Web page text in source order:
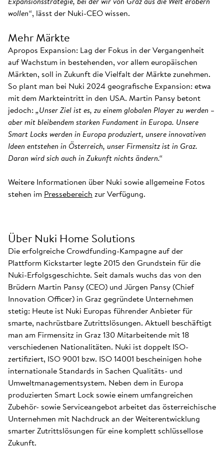
wollen“, lässt der Nuki-CEO wissen.
Mehr Märkte
Apropos Expansion: Lag der Fokus in der Vergangenheit
auf Wachstum in bestehenden, vor allem europäischen
Märkten, soll in Zukunft die Vielfalt der Märkte zunehmen.
So plant man bei Nuki 2024 geografische Expansion: etwa
mit dem Markteintritt in den USA. Martin Pansy betont
jedoch: „Unser Ziel ist es, zu einem globalen Player zu werden –
aber mit bleibendem starken Fundament in Europa. Unsere
Smart Locks werden in Europa produziert, unsere innovativen
Ideen entstehen in Österreich, unser Firmensitz ist in Graz.
Daran wird sich auch in Zukunft nichts ändern.“
Weitere Informationen über Nuki sowie allgemeine Fotos
stehen im Pressebereich zur Verfügung.
Über Nuki Home Solutions
Die erfolgreiche Crowdfunding-Kampagne auf der
Plattform Kickstarter legte 2015 den Grundstein für die
Nuki-Erfolgsgeschichte. Seit damals wuchs das von den
Brüdern Martin Pansy (CEO) und Jürgen Pansy (Chief
Innovation Officer) in Graz gegründete Unternehmen
stetig: Heute ist Nuki Europas führender Anbieter für
smarte, nachrüstbare Zutrittslösungen. Aktuell beschäftigt
man am Firmensitz in Graz 130 Mitarbeitende mit 18
verschiedenen Nationalitäten. Nuki ist doppelt ISO-
zertifiziert, ISO 9001 bzw. ISO 14001 bescheinigen hohe
internationale Standards in Sachen Qualitäts- und
Umweltmanagementsystem. Neben dem in Europa
produzierten Smart Lock sowie einem umfangreichen
Zubehör- sowie Serviceangebot arbeitet das österreichische
Unternehmen mit Nachdruck an der Weiterentwicklung
smarter Zutrittslösungen für eine komplett schlüssellose
Zukunft.